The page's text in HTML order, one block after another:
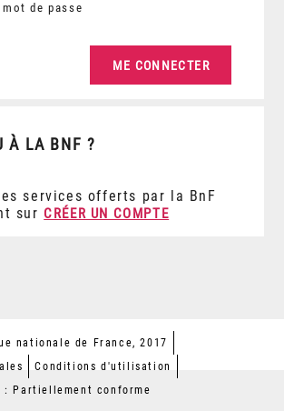
mot de passe
À LA BNF ?
services offerts par la BnF
sur CRÉER UN COMPTE
nationale de France, 2017
Conditions d'utilisation
Partiellement conforme